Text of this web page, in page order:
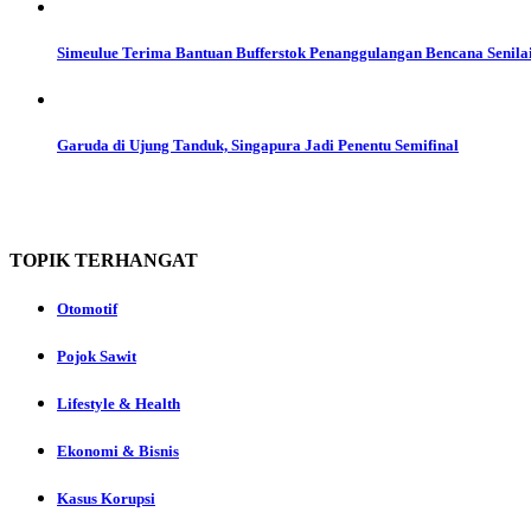
Simeulue Terima Bantuan Bufferstok Penanggulangan Bencana
Garuda di Ujung Tanduk, Singapura Jadi Penentu Semifinal
TOPIK TERHANGAT
Otomotif
Pojok Sawit
Lifestyle & Health
Ekonomi & Bisnis
Kasus Korupsi